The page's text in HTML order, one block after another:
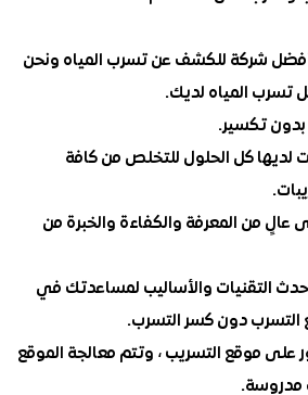
للكشف عن تسرب المياه ونحن
لديك.
الحلول للتخلص من كافة
والكفاءة والخبرة من
والأساليب لمساعدتك في
دون كسر التسرب.
التسريب ، وتتم معالجة الموقع